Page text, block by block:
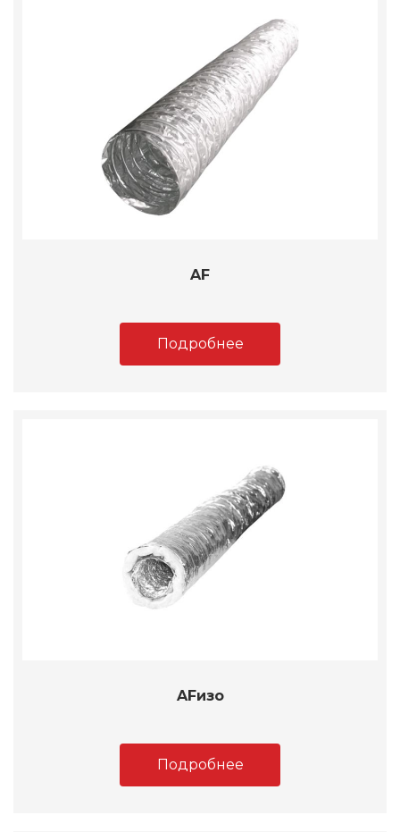
AF
Подробнее
AFизо
Подробнее